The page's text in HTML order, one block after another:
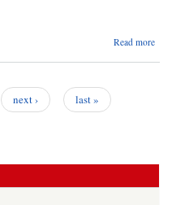
Read more
next › last »